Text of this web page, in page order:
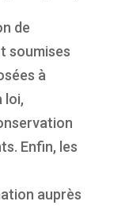
de
soumises
à
loi,
Enfin, les
auprès